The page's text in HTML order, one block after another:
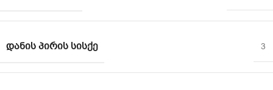
ᲓᲐᲜᲘᲡ ᲞᲘᲠᲘᲡ ᲡᲘᲡᲥᲔ 3